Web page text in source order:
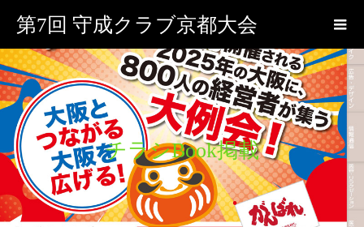
第7回 守成クラブ京都大会
チラシBook掲載